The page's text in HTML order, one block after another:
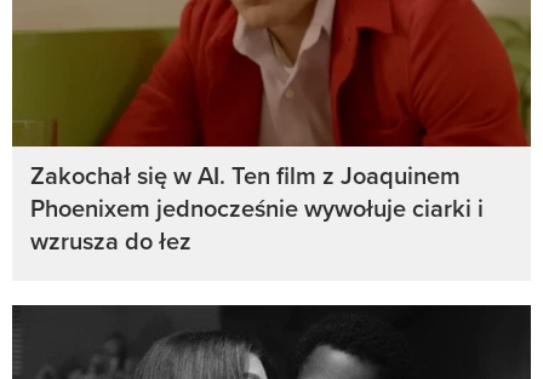
Zakochał się w AI. Ten film z Joaquinem
Phoenixem jednocześnie wywołuje ciarki i
wzrusza do łez